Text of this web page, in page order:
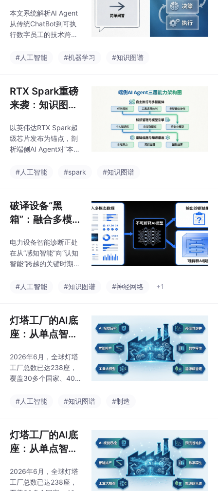
示，为教育机构提供从
“人治”到“数治”的可行转
型路径，实现知识的高
级。
能体如何重塑运
维与客服范式
本文系统解析AI Agent
从传统ChatBot到可执
行数字员工的技术跨
模型、多智能体协作三
能制造、智能客服四大
行业的落地实践，为企
业智能化转型提供可落
#人工智能 #机器学习 #知识图谱
RTX Spark重磅
来袭：知识图谱
新定义未来个人
电脑
以英伟达RTX Spark超
级芯片发布为锚点，剖
析端侧AI Agent对“本地
系统阐述知识蒸馏与知
式。
#人工智能 #spark #知识图谱
破译设备“黑
箱”：融合多模态
的电力故障精准
诊断与根因分析
电力设备智能诊断正处
在从“感知智能”向“认知
智能”跨越的关键时期。
跨越提供了坚实的技术
新的知识框架，而实际
应用案例证明了这一技
术路线的可行性和价
#人工智能 #知识图谱 #神经网络 +1
灯塔工厂的AI底
座：从单点智能
系统的演进
2026年6月，全球灯塔
工厂总数已达238座，
覆盖30多个国家、40余
09座位居全球第一。本
从单点试点升级为工厂
核心运营底座：77%的
核心优化场景由机器学
生成式AI和工业大模型
开始规模化落地。本文
#人工智能 #知识图谱 #制造
灯塔工厂的AI底
座：从单点智能
系统的演进
2026年6月，全球灯塔
工厂总数已达238座，